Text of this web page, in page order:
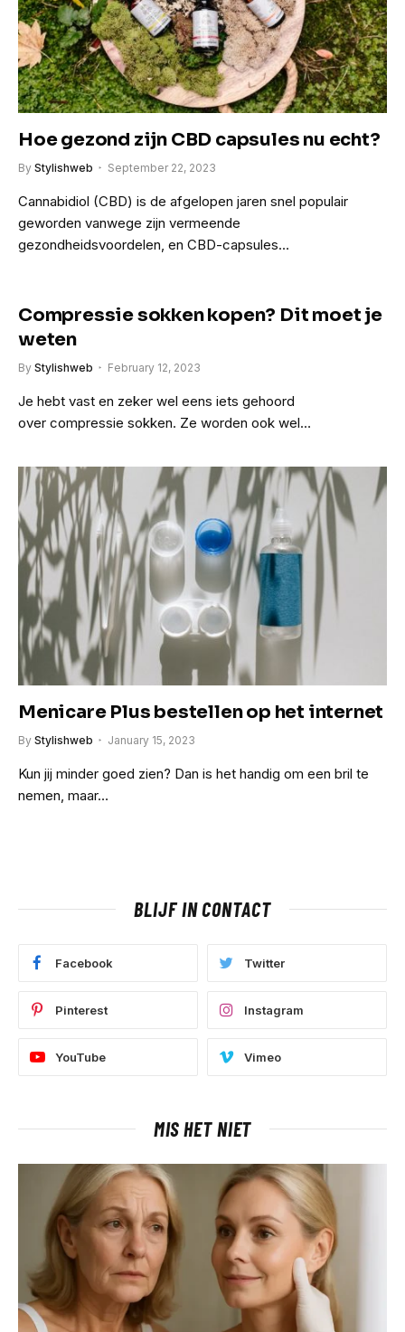
Hoe gezond zijn CBD capsules nu echt?
By Stylishweb September 22, 2023
Cannabidiol (CBD) is de afgelopen jaren snel populair
geworden vanwege zijn vermeende
gezondheidsvoordelen, en CBD-capsules…
Compressie sokken kopen? Dit moet je
weten
By Stylishweb February 12, 2023
Je hebt vast en zeker wel eens iets gehoord
over compressie sokken. Ze worden ook wel…
Menicare Plus bestellen op het internet
By Stylishweb January 15, 2023
Kun jij minder goed zien? Dan is het handig om een bril te
nemen, maar…
BLIJF IN CONTACT
Facebook Twitter
Pinterest Instagram
YouTube Vimeo
MIS HET NIET